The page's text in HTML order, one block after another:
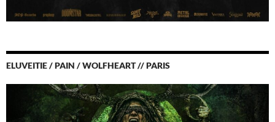
ELUVEITIE / PAIN / WOLFHEART // PARIS